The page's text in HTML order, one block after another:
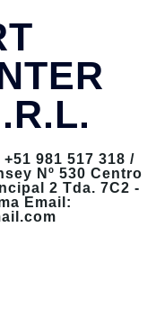
981 517 318 /
Nº 530 Centro
2 Tda. 7C2 -
Email: